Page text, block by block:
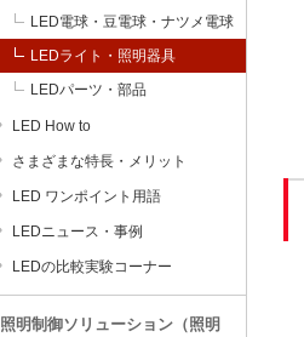
LED電球・豆電球・ナツメ電球
LEDライト・照明器具
LEDパーツ・部品
LED How to
さまざまな特長・メリット
LED ワンポイント用語
LEDニュース・事例
LEDの比較実験コーナー
照明制御ソリューション（照明